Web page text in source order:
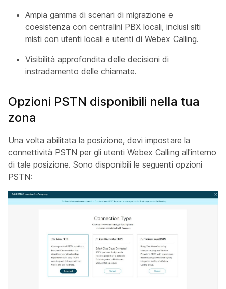
Ampia gamma di scenari di migrazione e
coesistenza con centralini PBX locali, inclusi siti
misti con utenti locali e utenti di Webex Calling.
Visibilità approfondita delle decisioni di
instradamento delle chiamate.
Opzioni PSTN disponibili nella tua
zona
Una volta abilitata la posizione, devi impostare la
connettività PSTN per gli utenti Webex Calling all'interno
di tale posizione. Sono disponibili le seguenti opzioni
PSTN: